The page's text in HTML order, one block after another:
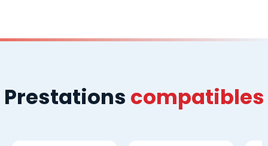
Prestations compatibles